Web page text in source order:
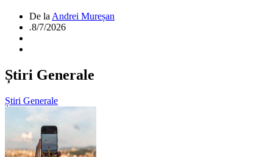
De la Andrei Mureșan
.8/7/2026
Știri Generale
Știri Generale